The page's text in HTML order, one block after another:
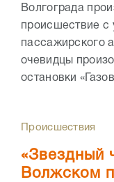
Волгограда
происшествие с
пассажирского
очевидцы
остановки
Происшествия
«Звездный
Волжском